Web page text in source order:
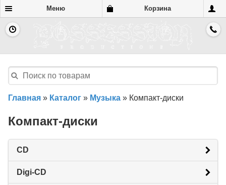
Меню Корзина
Главная » Каталог » Музыка » Компакт-диски
Компакт-диски
CD
Digi-CD